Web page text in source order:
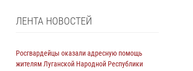
ЛЕНТА НОВОСТЕЙ
Росгвардейцы оказали адресную помощь
жителям Луганской Народной Республики